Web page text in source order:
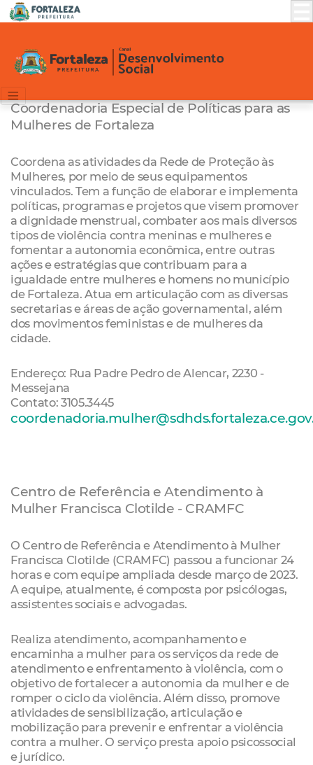
Coordenadoria Especial de Políticas para as
Mulheres de Fortaleza
Coordena as atividades da Rede de Proteção às
Mulheres, por meio de seus equipamentos
vinculados. Tem a função de elaborar e implementa
políticas, programas e projetos que visem promover
a dignidade menstrual, combater aos mais diversos
tipos de violência contra meninas e mulheres e
fomentar a autonomia econômica, entre outras
ações e estratégias que contribuam para a
igualdade entre mulheres e homens no município
de Fortaleza. Atua em articulação com as diversas
secretarias e áreas de ação governamental, além
dos movimentos feministas e de mulheres da
cidade.
Endereço: Rua Padre Pedro de Alencar, 2230 -
Messejana
Contato: 3105.3445
Centro de Referência e Atendimento à
Mulher Francisca Clotilde - CRAMFC
O Centro de Referência e Atendimento à Mulher
Francisca Clotilde (CRAMFC) passou a funcionar 24
horas e com equipe ampliada desde março de 2023.
A equipe, atualmente, é composta por psicólogas,
assistentes sociais e advogadas.
Realiza atendimento, acompanhamento e
encaminha a mulher para os serviços da rede de
atendimento e enfrentamento à violência, com o
objetivo de fortalecer a autonomia da mulher e de
romper o ciclo da violência. Além disso, promove
atividades de sensibilização, articulação e
mobilização para prevenir e enfrentar a violência
contra a mulher. O serviço presta apoio psicossocial
e jurídico.